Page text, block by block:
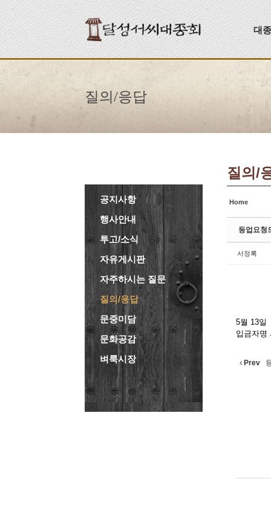
대
질의/응답
공지사항
행사안내
투고/소식
자유게시판
자주하시는 질문
질의/응답
문중미담
문화공감
벼룩시장
질의/
Home
등업요청
서정록
5월 13일
입금자명
Prev